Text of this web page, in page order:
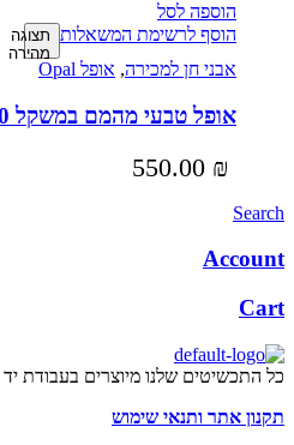
הוספה לסל
הוסף לרשימת המשאלות תצוגה
מהירה
אבני חן למכירה, אופל Opal
אופל טבעי מהמם במשקל 5.80 קראט בצורת אובל
550.00 ₪
Search
Account
Cart
כל התכשיטים שלנו מיוצרים בעבודת יד
תקנון אתר ותנאי שימוש